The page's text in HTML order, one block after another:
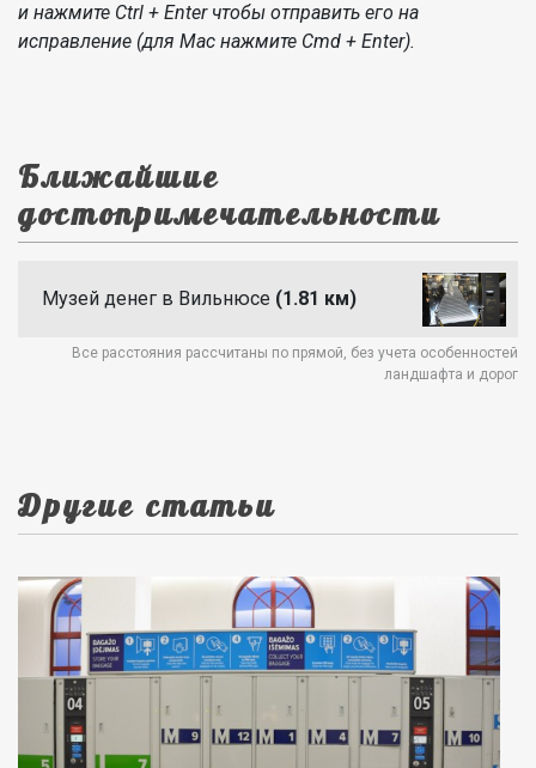
и нажмите Ctrl + Enter чтобы отправить его на
исправление (для Mac нажмите Cmd + Enter).
Ближайшие
достопримечательности
Музей денег в Вильнюсе (1.81 км)
Все расстояния рассчитаны по прямой, без учета особенностей
ландшафта и дорог
Другие статьи